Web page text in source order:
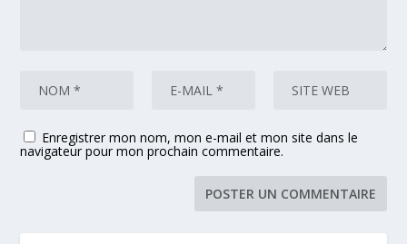
Enregistrer mon nom, mon e-mail et mon site dans le
navigateur pour mon prochain commentaire.